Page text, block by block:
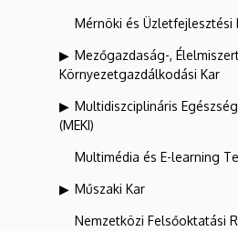
Mérnöki és Üzletfejlesztési
Mezőgazdaság-,
Környezetgazdálkodási Kar
Multidiszciplináris
(MEKI)
Multimédia és E-learning
Műszaki Kar
Nemzetközi Felsőoktatási